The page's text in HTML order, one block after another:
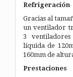
Refrigeración
Gracias al
un ventilador
3
líquida de
160mm de
Prestaciones